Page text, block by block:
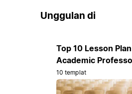
Unggulan di
Top 10 Lesson
Academic
10 templat